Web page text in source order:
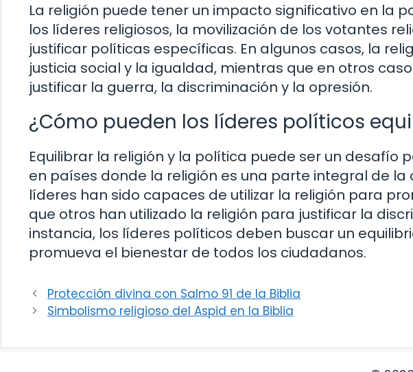
La religión puede tener un impacto significativo en la
los líderes religiosos, la movilización de los votantes
justificar políticas específicas. En algunos casos, la
justicia social y la igualdad, mientras que en otros
justificar la guerra, la discriminación y la opresión.
¿Cómo pueden los líderes políticos
Equilibrar la religión y la política puede ser un desafío
en países donde la religión es una parte integral de
líderes han sido capaces de utilizar la religión para
que otros han utilizado la religión para justificar la
instancia, los líderes políticos deben buscar un
promueva el bienestar de todos los ciudadanos.
Protección divina con Salmo 91 de la Biblia
Simbolismo religioso del Aspid en la Biblia